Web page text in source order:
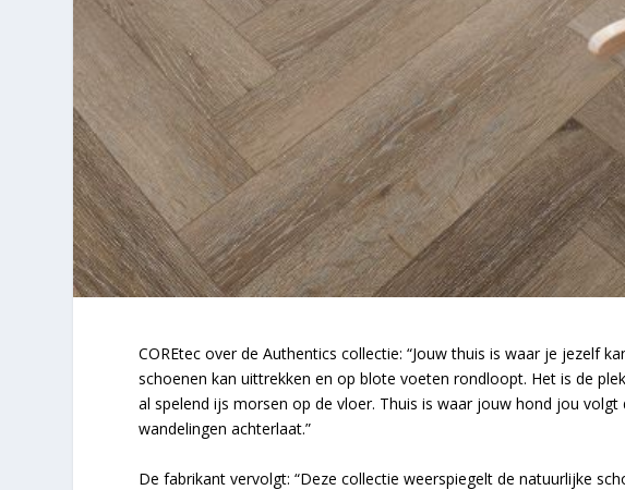
COREtec over de Authentics collectie: “Jouw thuis is waar je jezelf
schoenen kan uittrekken en op blote voeten rondloopt. Het is de
al spelend ijs morsen op de vloer. Thuis is waar jouw hond jou
wandelingen achterlaat.”
De fabrikant vervolgt: “Deze collectie weerspiegelt de natuurlijke